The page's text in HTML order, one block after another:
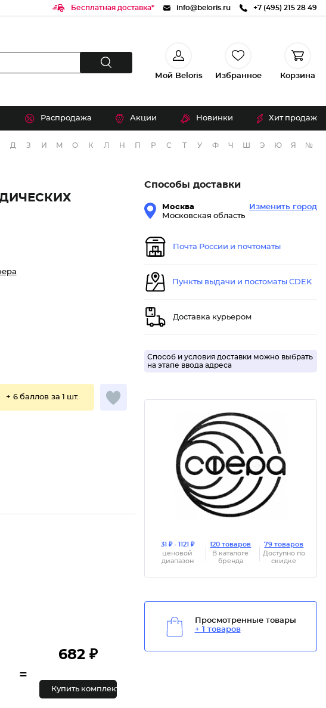
Бесплатная доставка* info@beloris.ru +7 (495) 215 28 49
Мой Beloris Избранное Корзина
Распродажа Акции Новинки Хит продаж
Д З И М О К Л Н П Р С Т У Ф Ч Э Ю Я №
+ 6 баллов за 1 шт.
=
682 ₽
Купить комплект
Способы доставки
Москва
Московская область
Изменить город
Почта России и почтоматы
Пункты выдачи и постоматы CDEK
Доставка курьером
Способ и условия доставки можно выбрать
на этапе ввода адреса
31 ₽ - 1121 ₽
ценовой
диапазон
120 товаров
В каталоге
бренда
79 товаров
Доступно по
скидке
Просмотренные товары
+ 1 товаров